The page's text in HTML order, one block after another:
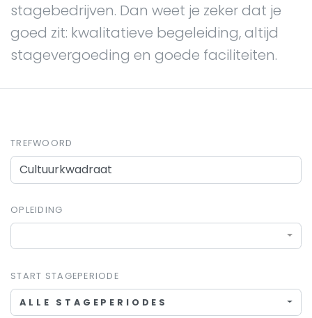
stagebedrijven. Dan weet je zeker dat je
goed zit: kwalitatieve begeleiding, altijd
stagevergoeding en goede faciliteiten.
TREFWOORD
OPLEIDING
START STAGEPERIODE
ALLE STAGEPERIODES